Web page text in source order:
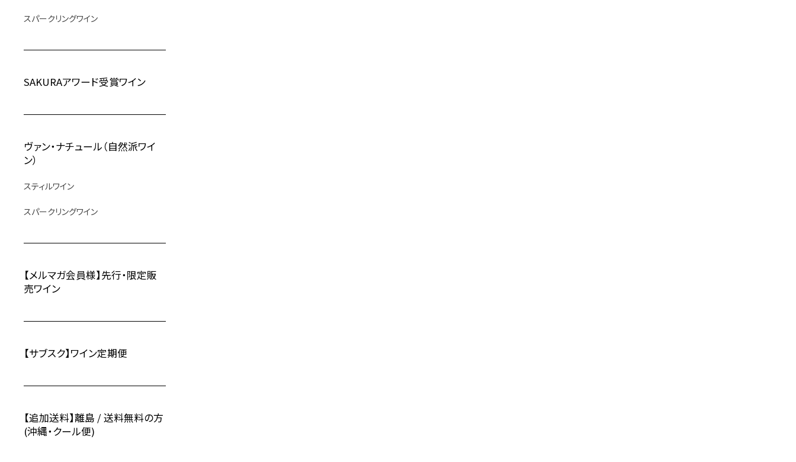
スパークリングワイン
SAKURAアワード受賞ワイン
ヴァン・ナチュール（自然派ワイ
ン）
スティルワイン
スパークリングワイン
【メルマガ会員様】先行・限定販
売ワイン
【サブスク】ワイン定期便
【追加送料】離島 / 送料無料の方
(沖縄・クール便)